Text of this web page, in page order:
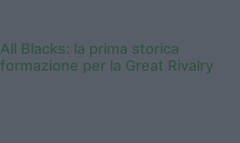
All Blacks: la prima storica
formazione per la Great Rivalry